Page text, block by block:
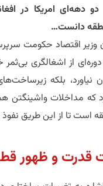
دهه‌ای امریکا در
دانست…
وزیر اقتصاد حکومت
دوره‌ای از اشغالگری
نیاورد، بلکه
که مداخلات واشینگتن
تا از این طریق نفوذ
قدرت و ظهور